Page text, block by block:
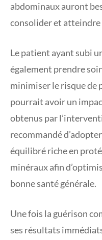
abdominaux auront
consolider et
Le patient ayant subi
également prendre
minimiser le risque de
pourrait avoir un
obtenus par
recommandé
équilibré riche en
minéraux afin
bonne santé générale.
Une fois la guérison
ses résultats